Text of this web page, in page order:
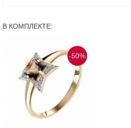
В КОМПЛЕКТЕ:
-50%